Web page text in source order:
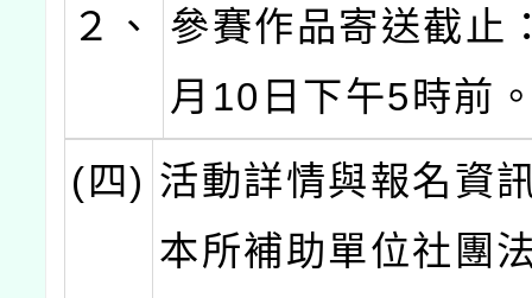
２、
參賽作品寄送截止
月10日下午5時前
(四) 活動詳情與報名資
本所補助單位社團